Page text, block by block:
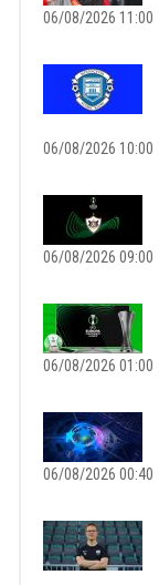
06/08/2026 11:00
06/08/2026 10:00
06/08/2026 09:00
06/08/2026 01:00
06/08/2026 00:40